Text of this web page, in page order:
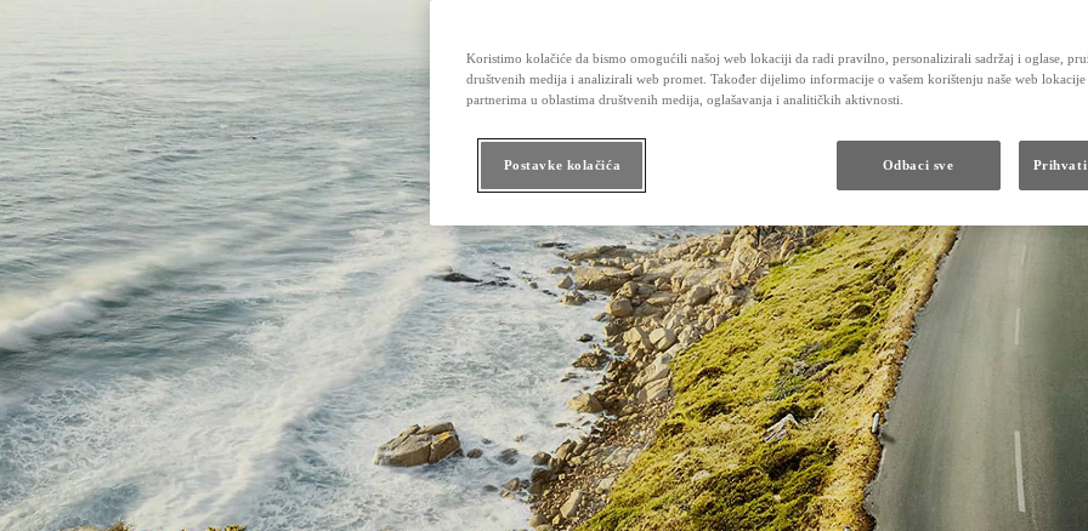
Obećanje Toyotinog servisa
Dodatna oprema i rezervni dijelovi
Dodatna oprema
Toyota Butik
Koristimo kolačiće da bismo omogućili našoj web lokaciji da radi pravilno, personalizirali sadržaj i oglase,
društvenih medija i analizirali web promet. Također dijelimo informacije o vašem korištenju naše web lokacije
partnerima u oblastima društvenih medija, oglašavanja i analitičkih aktivnosti.
Postavke kolačića Odbaci sve Prihvati